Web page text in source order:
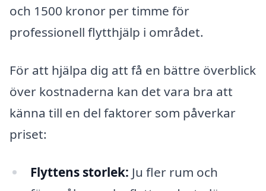
och 1500 kronor per timme för
professionell flytthjälp i området.
För att hjälpa dig att få en bättre överblick
över kostnaderna kan det vara bra att
känna till en del faktorer som påverkar
priset:
Flyttens storlek: Ju fler rum och